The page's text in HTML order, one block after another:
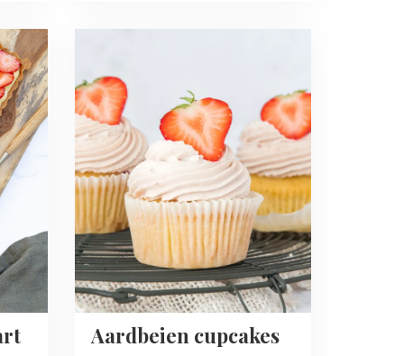
Aardbeien cupcakes
about
Aardbeien
cupcakes